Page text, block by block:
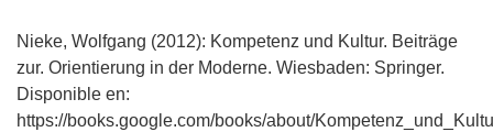
Nieke, Wolfgang (2012): Kompetenz und Kultur. Beiträge
zur. Orientierung in der Moderne. Wiesbaden: Springer.
Disponible en:
https://books.google.com/books/about/